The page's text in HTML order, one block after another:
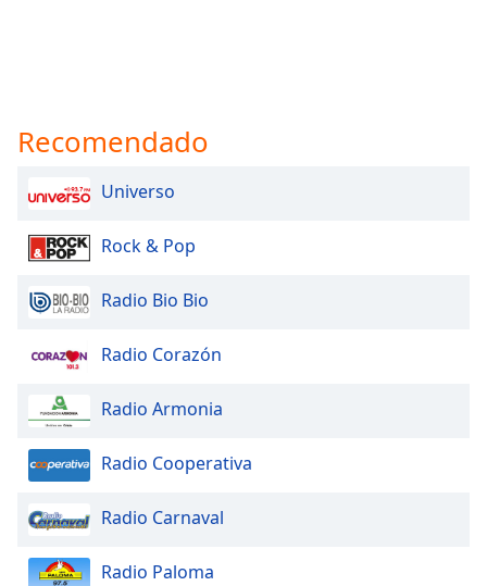
Recomendado
Universo
Rock & Pop
Radio Bio Bio
Radio Corazón
Radio Armonia
Radio Cooperativa
Radio Carnaval
Radio Paloma